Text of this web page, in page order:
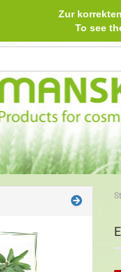
Zur
To see